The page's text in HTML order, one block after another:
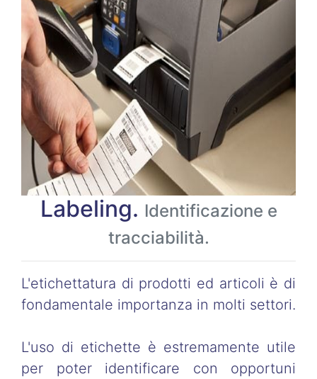
Labeling. Identificazione e
tracciabilità.
L'etichettatura di prodotti ed articoli è di
fondamentale importanza in molti settori.
L'uso di etichette è estremamente utile
per poter identificare con opportuni